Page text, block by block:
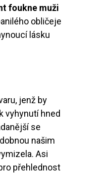
foukne muži
obličeje
lásku
jenž by
vyhynutí hned
se
našim
Asi
přehlednost